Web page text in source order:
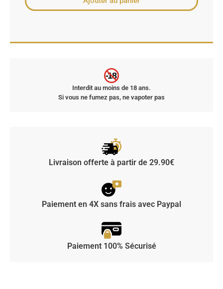
-18
Interdit au moins de 18 ans.
Si vous ne fumez pas, ne vapoter pas
Livraison offerte à partir de 29.90€
Paiement en 4X sans frais avec Paypal
Paiement 100% Sécurisé